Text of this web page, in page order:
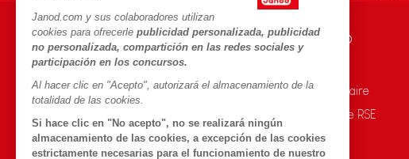
Janod.com y sus colaboradores utilizan
cookies para ofrecerle publicidad personalizada, publicidad
no personalizada, compartición en las redes sociales y
participación en los concursos.
Al hacer clic en "Acepto", autorizará el almacenamiento de la
totalidad de las cookies.
Si hace clic en "No acepto", no se realizará ningún
almacenamiento de las cookies, a excepción de las cookies
estrictamente necesarias para el funcionamiento de nuestro
AYUDA E INFORMACIÓN
Condiciones Generales
Preguntas más frecuentes
Tiendas
UNIVERSO JANOD
Nuestro savoir-faire
Compromisos de RSE
¿Qué es FSC®?